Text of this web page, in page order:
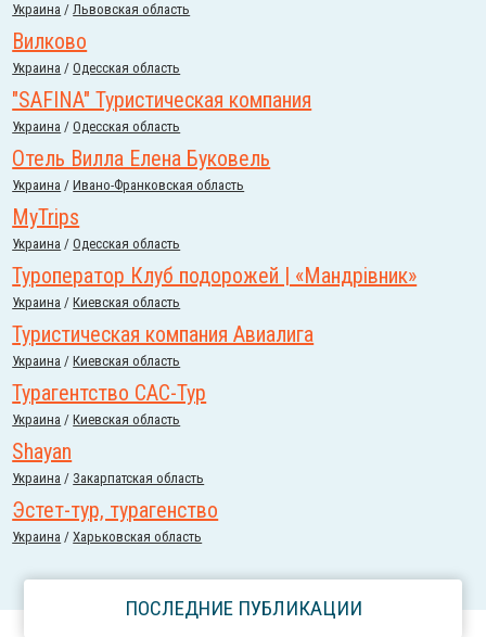
Украина /Львовская область
Вилково
Украина /Одесская область
"SAFINA" Туристическая компания
Украина /Одесская область
Отель Вилла Елена Буковель
Украина /Ивано-Франковская область
MyTrips
Украина /Одесская область
Туроператор Клуб подорожей | «Мандрівник»
Украина /Киевская область
Туристическая компания Авиалига
Украина /Киевская область
Турагентство САС-Тур
Украина /Киевская область
Shayan
Украина / Закарпатская область
Эстет-тур, турагенство
Украина /Харьковская область
ПОСЛЕДНИЕ ПУБЛИКАЦИИ